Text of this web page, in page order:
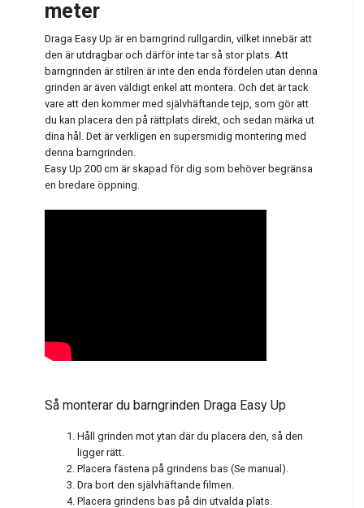
meter
Draga Easy Up är en barngrind rullgardin, vilket innebär att
den är utdragbar och därför inte tar så stor plats. Att
barngrinden är stilren är inte den enda fördelen utan denna
grinden är även väldigt enkel att montera. Och det är tack
vare att den kommer med självhäftande tejp, som gör att
du kan placera den på rättplats direkt, och sedan märka ut
dina hål. Det är verkligen en supersmidig montering med
denna barngrinden.
Easy Up 200 cm är skapad för dig som behöver begränsa
en bredare öppning.
Så monterar du barngrinden Draga Easy Up
Håll grinden mot ytan där du placera den, så den
ligger rätt.
Placera fästena på grindens bas (Se manual).
Dra bort den självhäftande filmen.
Placera grindens bas på din utvalda plats.